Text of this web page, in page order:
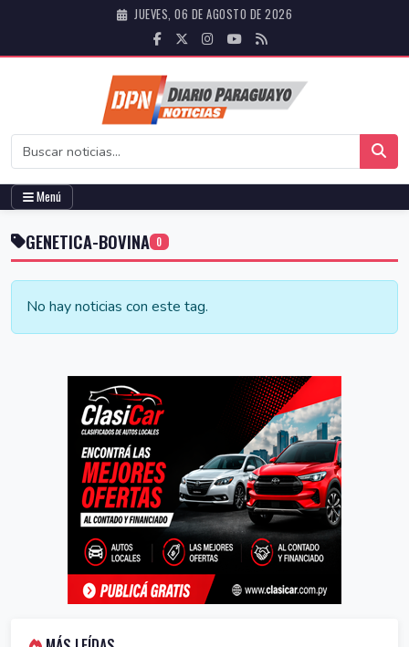
JUEVES, 06 DE AGOSTO DE 2026
Menú
GENETICA-BOVINA 0
No hay noticias con este tag.